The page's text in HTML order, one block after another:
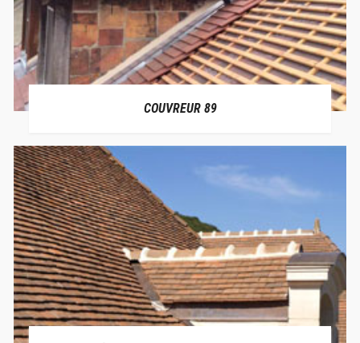
COUVREUR 89